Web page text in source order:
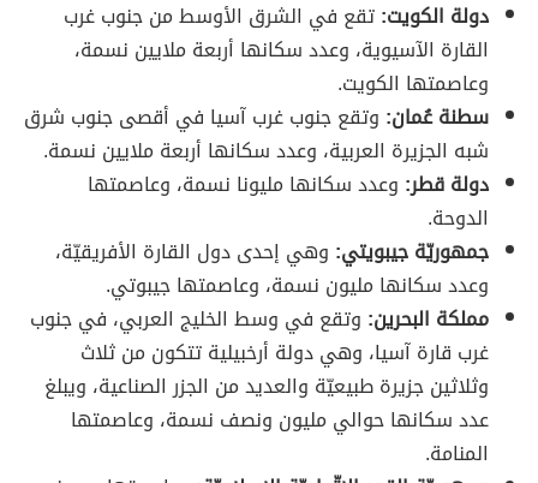
دولة الكويت:تقع في الشرق الأوسط من جنوب غرب
القارة الآسيوية، وعدد سكانها أربعة ملايين نسمة،
وعاصمتها الكويت.
سطنة عُمان: وتقع جنوب غرب آسيا في أقصى جنوب شرق
شبه الجزيرة العربية، وعدد سكانها أربعة ملايين نسمة.
دولة قطر: وعدد سكانها مليونا نسمة، وعاصمتها
الدوحة.
جمهوريّة جيبويتي: وهي إحدى دول القارة الأفريقيّة،
وعدد سكانها مليون نسمة، وعاصمتها جيبوتي.
مملكة البحرين: وتقع في وسط الخليج العربي، في جنوب
غرب قارة آسيا، وهي دولة أرخبيلية تتكون من ثلاث
وثلاثين جزيرة طبيعيّة والعديد من الجزر الصناعية، ويبلغ
عدد سكانها حوالي مليون ونصف نسمة، وعاصمتها
المنامة.